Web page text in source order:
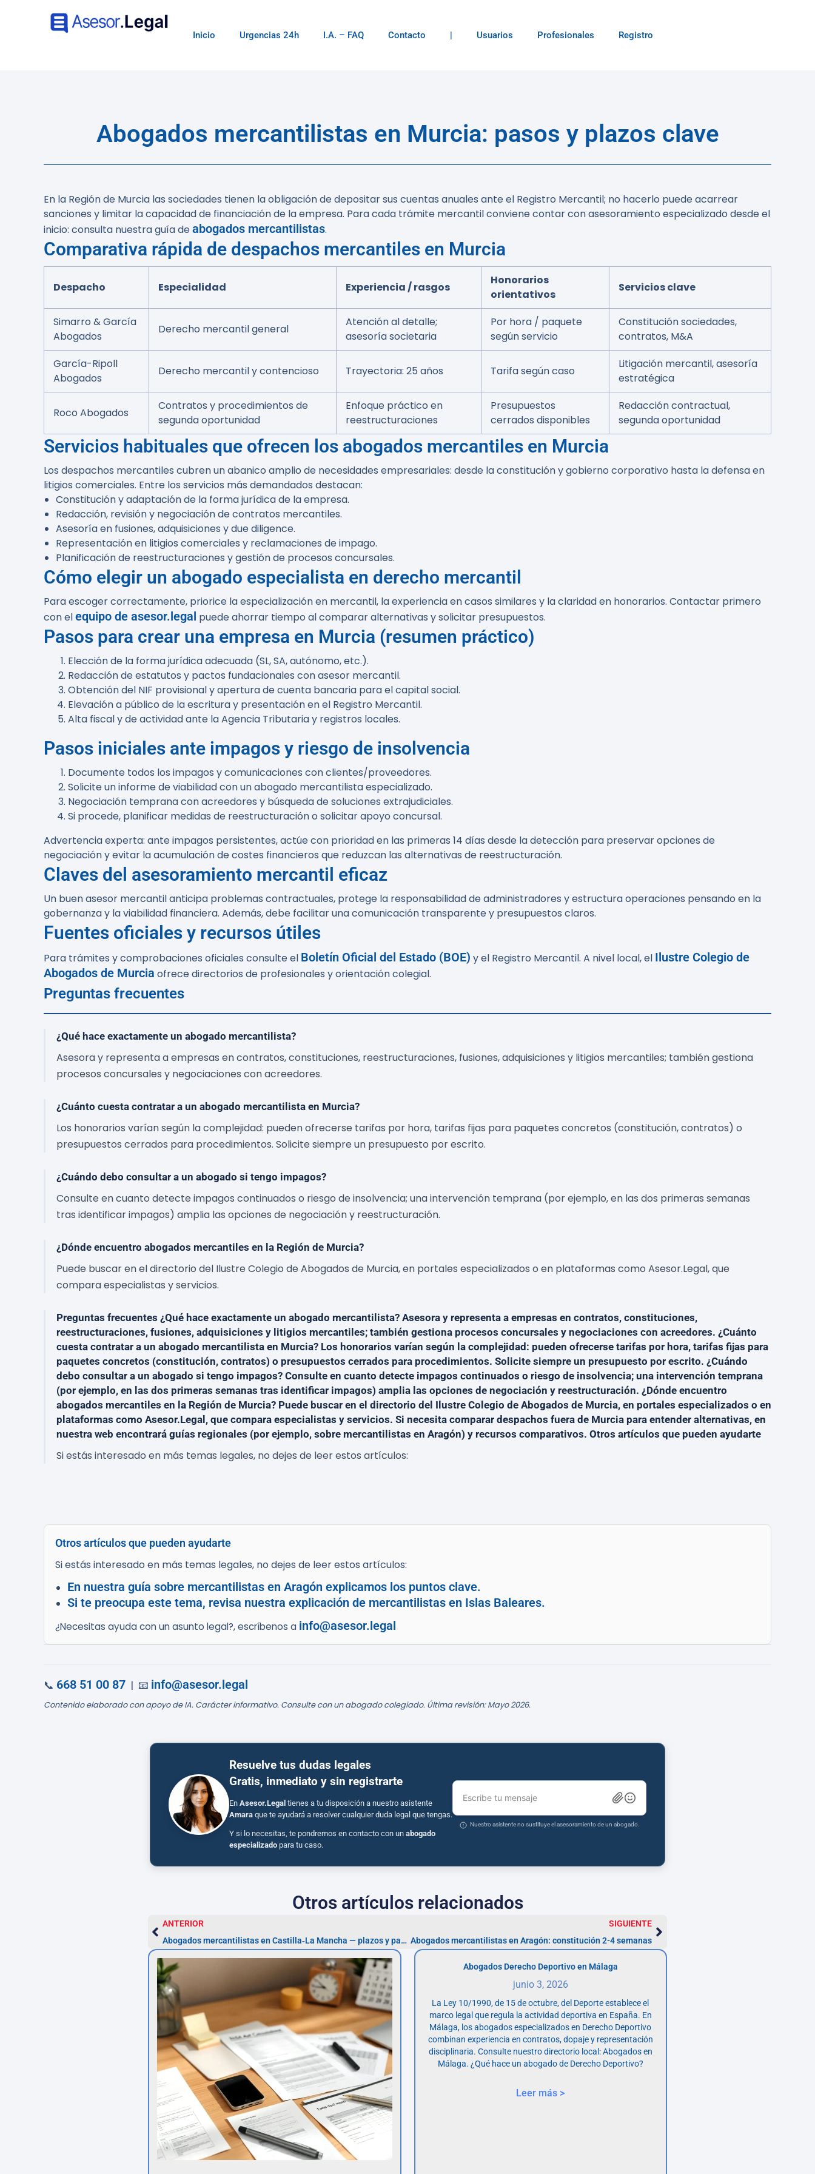
Inicio Urgencias 24h I.A. – FAQ Contacto | Usuarios Profesionales Registro
Abogados mercantilistas en Murcia: pasos y plazos clave
En la Región de Murcia las sociedades tienen la obligación de depositar sus cuentas anuales ante el Registro Mercantil; no hacerlo puede acarrear
sanciones y limitar la capacidad de financiación de la empresa. Para cada trámite mercantil conviene contar con asesoramiento especializado desde el
inicio: consulta nuestra guía deabogados mercantilistas.
Comparativa rápida de despachos mercantiles en Murcia
Despacho Especialidad Experiencia / rasgos
Honorarios
orientativos
Servicios clave
Simarro & García
Abogados
Derecho mercantil general
Atención al detalle;
asesoría societaria
Por hora / paquete
según servicio
Constitución sociedades,
contratos, M&A
García-Ripoll
Abogados
Derecho mercantil y contencioso Trayectoria: 25 años Tarifa según caso
Litigación mercantil, asesoría
estratégica
Roco Abogados
Contratos y procedimientos de
segunda oportunidad
Enfoque práctico en
reestructuraciones
Presupuestos
cerrados disponibles
Redacción contractual,
segunda oportunidad
Servicios habituales que ofrecen los abogados mercantiles en Murcia
Los despachos mercantiles cubren un abanico amplio de necesidades empresariales: desde la constitución y gobierno corporativo hasta la defensa en
litigios comerciales. Entre los servicios más demandados destacan:
Constitución y adaptación de la forma jurídica de la empresa.
Redacción, revisión y negociación de contratos mercantiles.
Asesoría en fusiones, adquisiciones y due diligence.
Representación en litigios comerciales y reclamaciones de impago.
Planificación de reestructuraciones y gestión de procesos concursales.
Cómo elegir un abogado especialista en derecho mercantil
Para escoger correctamente, priorice la especialización en mercantil, la experiencia en casos similares y la claridad en honorarios. Contactar primero
con elequipo de asesor.legal puede ahorrar tiempo al comparar alternativas y solicitar presupuestos.
Pasos para crear una empresa en Murcia (resumen práctico)
Elección de la forma jurídica adecuada (SL, SA, autónomo, etc.).
Redacción de estatutos y pactos fundacionales con asesor mercantil.
Obtención del NIF provisional y apertura de cuenta bancaria para el capital social.
Elevación a público de la escritura y presentación en el Registro Mercantil.
Alta fiscal y de actividad ante la Agencia Tributaria y registros locales.
Pasos iniciales ante impagos y riesgo de insolvencia
Documente todos los impagos y comunicaciones con clientes/proveedores.
Solicite un informe de viabilidad con un abogado mercantilista especializado.
Negociación temprana con acreedores y búsqueda de soluciones extrajudiciales.
Si procede, planificar medidas de reestructuración o solicitar apoyo concursal.
Advertencia experta: ante impagos persistentes, actúe con prioridad en las primeras 14 días desde la detección para preservar opciones de
negociación y evitar la acumulación de costes financieros que reduzcan las alternativas de reestructuración.
Claves del asesoramiento mercantil eficaz
Un buen asesor mercantil anticipa problemas contractuales, protege la responsabilidad de administradores y estructura operaciones pensando en la
gobernanza y la viabilidad financiera. Además, debe facilitar una comunicación transparente y presupuestos claros.
Fuentes oficiales y recursos útiles
Para trámites y comprobaciones oficiales consulte el Boletín Oficial del Estado (BOE) y el Registro Mercantil. A nivel local, el Ilustre Colegio de
Abogados de Murcia ofrece directorios de profesionales y orientación colegial.
Preguntas frecuentes
¿Qué hace exactamente un abogado mercantilista?
Asesora y representa a empresas en contratos, constituciones, reestructuraciones, fusiones, adquisiciones y litigios mercantiles; también gestiona
procesos concursales y negociaciones con acreedores.
¿Cuánto cuesta contratar a un abogado mercantilista en Murcia?
Los honorarios varían según la complejidad: pueden ofrecerse tarifas por hora, tarifas fijas para paquetes concretos (constitución, contratos) o
presupuestos cerrados para procedimientos. Solicite siempre un presupuesto por escrito.
¿Cuándo debo consultar a un abogado si tengo impagos?
Consulte en cuanto detecte impagos continuados o riesgo de insolvencia; una intervención temprana (por ejemplo, en las dos primeras semanas
tras identificar impagos) amplia las opciones de negociación y reestructuración.
¿Dónde encuentro abogados mercantiles en la Región de Murcia?
Puede buscar en el directorio del Ilustre Colegio de Abogados de Murcia, en portales especializados o en plataformas como Asesor.Legal, que
compara especialistas y servicios.
Preguntas frecuentes ¿Qué hace exactamente un abogado mercantilista? Asesora y representa a empresas en contratos, constituciones,
reestructuraciones, fusiones, adquisiciones y litigios mercantiles; también gestiona procesos concursales y negociaciones con acreedores. ¿Cuánto
cuesta contratar a un abogado mercantilista en Murcia? Los honorarios varían según la complejidad: pueden ofrecerse tarifas por hora, tarifas fijas para
paquetes concretos (constitución, contratos) o presupuestos cerrados para procedimientos. Solicite siempre un presupuesto por escrito. ¿Cuándo
debo consultar a un abogado si tengo impagos? Consulte en cuanto detecte impagos continuados o riesgo de insolvencia; una intervención temprana
(por ejemplo, en las dos primeras semanas tras identificar impagos) amplia las opciones de negociación y reestructuración. ¿Dónde encuentro
abogados mercantiles en la Región de Murcia? Puede buscar en el directorio del Ilustre Colegio de Abogados de Murcia, en portales especializados o en
plataformas como Asesor.Legal, que compara especialistas y servicios. Si necesita comparar despachos fuera de Murcia para entender alternativas, en
nuestra web encontrará guías regionales (por ejemplo, sobre mercantilistas en Aragón) y recursos comparativos. Otros artículos que pueden ayudarte
Si estás interesado en más temas legales, no dejes de leer estos artículos:
Otros artículos que pueden ayudarte
Si estás interesado en más temas legales, no dejes de leer estos artículos:
En nuestra guía sobre mercantilistas en Aragón explicamos los puntos clave.
Si te preocupa este tema, revisa nuestra explicación de mercantilistas en Islas Baleares.
¿Necesitas ayuda con un asunto legal?, escríbenos a info@asesor.legal
📞 668 51 00 87 | 📧 info@asesor.legal
Contenido elaborado con apoyo de IA. Carácter informativo. Consulte con un abogado colegiado. Última revisión: Mayo 2026.
Resuelve tus dudas legales
Gratis, inmediato y sin registrarte
En Asesor.Legal tienes a tu disposición a nuestro asistente
Amara que te ayudará a resolver cualquier duda legal que tengas.
Y si lo necesitas, te pondremos en contacto con un abogado
especializado para tu caso.
Escribe tu mensaje
Nuestro asistente no sustituye el asesoramiento de un abogado.
Otros artículos relacionados
ANTERIOR
Abogados mercantilistas en Castilla‑La Mancha — plazos y pasos
SIGUIENTE
Abogados mercantilistas en Aragón: constitución 2-4 semanas
Abogados Derecho Deportivo en Málaga
junio 3, 2026
La Ley 10/1990, de 15 de octubre, del Deporte establece el
marco legal que regula la actividad deportiva en España. En
Málaga, los abogados especializados en Derecho Deportivo
combinan experiencia en contratos, dopaje y representación
disciplinaria. Consulte nuestro directorio local: Abogados en
Málaga. ¿Qué hace un abogado de Derecho Deportivo?
Leer más >